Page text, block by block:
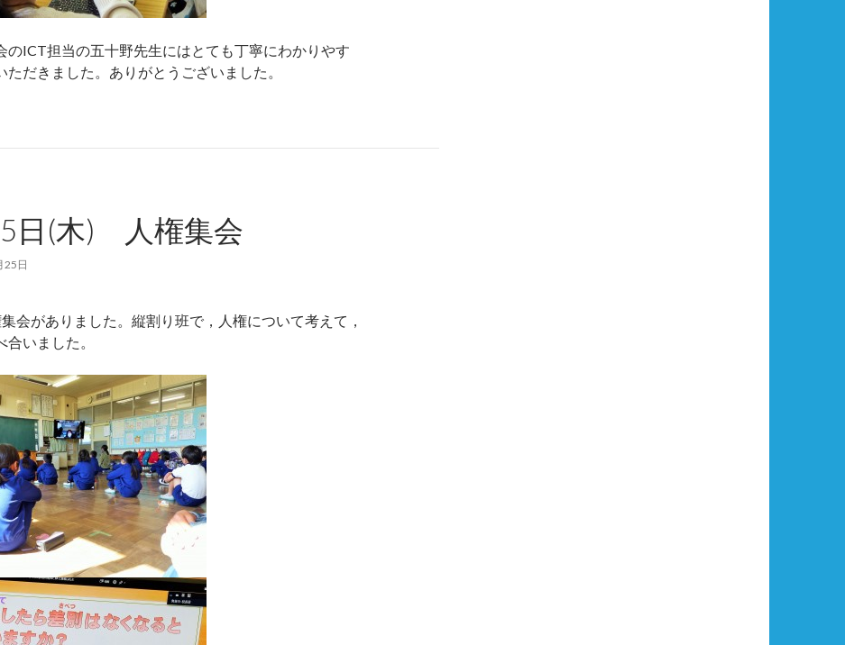
のICT担当の五十野先生にはとても丁寧にわかりやす
ただきました。ありがとうございました。
日(木) 人権集会
25日
会がありました。縦割り班で，人権について考えて，
いました。